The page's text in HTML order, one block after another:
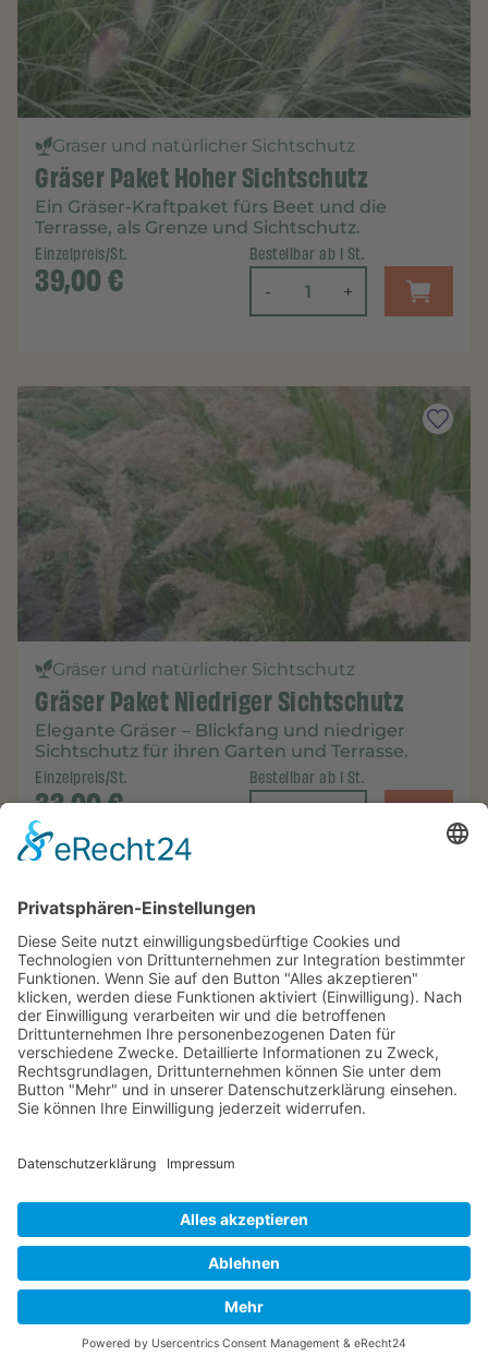
Gräser und natürlicher Sichtschutz
Gräser Paket Hoher Sichtschutz
Ein Gräser-Kraftpaket fürs Beet und die
Terrasse, als Grenze und Sichtschutz.
Einzelpreis/St.
39,00€
Bestellbar ab 1 St.
- +
Gräser und natürlicher Sichtschutz
Gräser Paket Niedriger Sichtschutz
Elegante Gräser – Blickfang und niedriger
Sichtschutz für ihren Garten und Terrasse.
Einzelpreis/St.
33,00€
Bestellbar ab 1 St.
Gräserpaket Bronze
Diese Gräser bringen Farbe in Ihren Garten!
Einzelpreis/St. Bestellbar ab 1 St.